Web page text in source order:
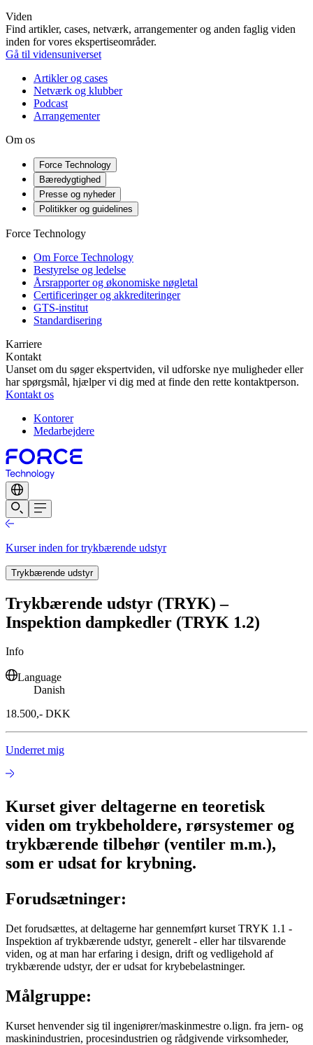
Viden
Find artikler, cases, netværk, arrangementer og anden faglig viden
inden for vores ekspertiseområder.
Gå til vidensuniverset
Artikler og cases
Netværk og klubber
Podcast
Arrangementer
Om os
Force Technology
Bæredygtighed
Presse og nyheder
Politikker og guidelines
Force Technology
Om Force Technology
Bestyrelse og ledelse
Årsrapporter og økonomiske nøgletal
Certificeringer og akkrediteringer
GTS-institut
Standardisering
Karriere
Kontakt
Uanset om du søger ekspertviden, vil udforske nye muligheder eller
har spørgsmål, hjælper vi dig med at finde den rette kontaktperson.
Kontakt os
Kontorer
Medarbejdere
Kurser inden for trykbærende udstyr
Trykbærende udstyr
Trykbærende udstyr (TRYK) –
Inspektion dampkedler (TRYK 1.2)
Info
Language
Danish
18.500,- DKK
Underret mig
Kurset giver deltagerne en teoretisk
viden om trykbeholdere, rørsystemer og
trykbærende tilbehør (ventiler m.m.),
som er udsat for krybning.
Forudsætninger:
Det forudsættes, at deltagerne har gennemført kurset TRYK 1.1 -
Inspektion af trykbærende udstyr, generelt - eller har tilsvarende
viden, og at man har erfaring i design, drift og vedligehold af
trykbærende udstyr, der er udsat for krybebelastninger.
Målgruppe:
Kurset henvender sig til ingeniører/maskinmestre o.lign. fra jern- og
maskinindustrien, procesindustrien og rådgivende virksomheder,